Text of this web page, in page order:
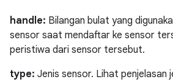
handle: Bilangan bulat yang
sensor saat mendaftar ke sensor
peristiwa dari sensor tersebut.
type: Jenis sensor. Lihat penjelasan